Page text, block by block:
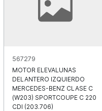
567279
MOTOR ELEVALUNAS
DELANTERO IZQUIERDO
MERCEDES-BENZ CLASE C
(W203) SPORTCOUPE C 220
CDI (203.706)